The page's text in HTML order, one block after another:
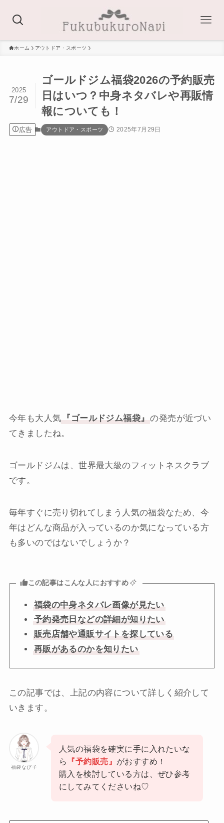
ホーム アウトドア・スポーツ
ゴールドジム福袋2026の予約販売
日はいつ？中身ネタバレや再販情
報についても！
2025
7/29
広告 アウトドア・スポーツ 2025年7月29日
今年も大人気 『ゴールドジム福袋』 の発売が近づい
てきましたね。
ゴールドジムは、世界最大級のフィットネスクラブ
です。
毎年すぐに売り切れてしまう人気の福袋なため、今
年はどんな商品が入っているのか気になっている方
も多いのではないでしょうか？
この記事はこんな人におすすめ
福袋の中身ネタバレ画像が見たい
予約発売日などの詳細が知りたい
販売店舗や通販サイトを探している
再販があるのかを知りたい
この記事では、上記の内容について詳しく紹介して
いきます。
福袋なび子
人気の福袋を確実に手に入れたいな
ら
『予約販売』 がおすすめ！
購入を検討している方は、ぜひ参考
にしてみてくださいね♡